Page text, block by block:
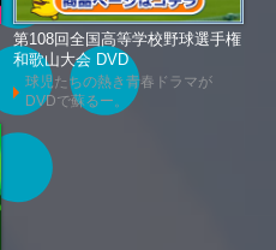
第108回全国高等学校野球選手権
和歌山大会 DVD
球児たちの熱き青春ドラマが
DVDで蘇るー。